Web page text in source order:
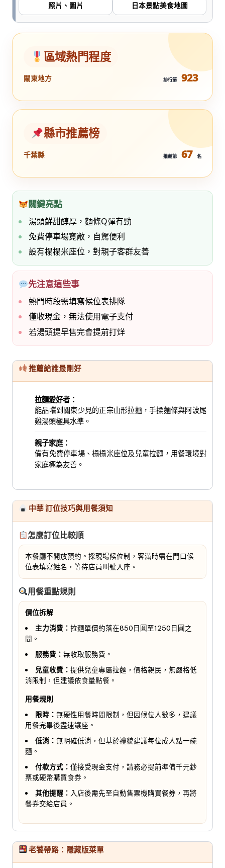
照片、圖片 日本景點美食地圖
區域熱門程度
關東地方 排行第 923
縣市推薦榜
千葉縣 推薦第 67 名
關鍵亮點
湯頭鮮甜醇厚，麵條Q彈有勁
免費停車場寬敞，自駕便利
設有榻榻米座位，對親子客群友善
先注意這些事
熱門時段需填寫候位表排隊
僅收現金，無法使用電子支付
若湯頭提早售完會提前打烊
推薦給誰最剛好
拉麵愛好者：
能品嚐到關東少見的正宗山形拉麵，手揉麵條與阿波尾
雞湯頭極具水準。
親子家庭：
備有免費停車場、榻榻米座位及兒童拉麵，用餐環境對
家庭極為友善。
中華 訂位技巧與用餐須知
怎麼訂位比較順
本餐廳不開放預約。採現場候位制，客滿時需在門口候
位表填寫姓名，等待店員叫號入座。
用餐重點規則
價位拆解
主力消費： 拉麵單價約落在850日圓至1250日圓之
間。
服務費： 無收取服務費。
兒童收費： 提供兒童專屬拉麵，價格親民，無嚴格低
消限制，但建議依食量點餐。
用餐規則
限時： 無硬性用餐時間限制，但因候位人數多，建議
用餐完畢後盡速讓座。
低消： 無明確低消，但基於禮貌建議每位成人點一碗
麵。
付款方式： 僅接受現金支付，請務必提前準備千元鈔
票或硬幣購買食券。
其他提醒： 入店後需先至自動售票機購買餐券，再將
餐券交給店員。
老饕帶路：隱藏版菜單